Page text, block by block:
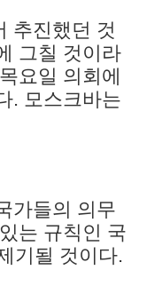
추진했던 것
그칠 것이라
요일 의회에
. 모스크바는
가들의 의무
는 규칙인 국
기될 것이다.